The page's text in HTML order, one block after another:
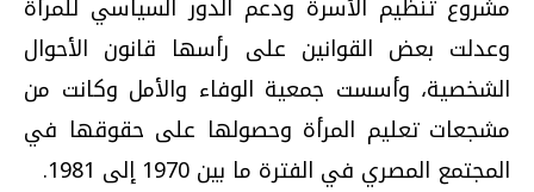
وعدلت بعض القوانين على رأسها قانون الأحوال
الشخصية، وأسست جمعية الوفاء والأمل وكانت من
مشجعات تعليم المرأة وحصولها على حقوقها في
المجتمع المصري في الفترة ما بين 1970 إلى 1981.